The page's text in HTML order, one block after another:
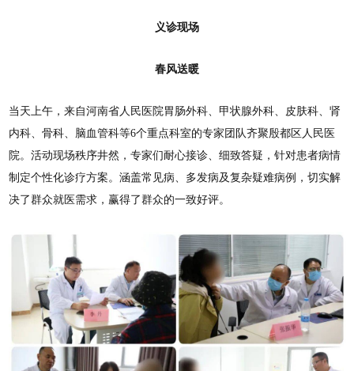
义诊现场
春风送暖
当天上午，来自河南省人民医院胃肠外科、甲状腺外科、皮肤科、肾
内科、骨科、脑血管科等6个重点科室的专家团队齐聚殷都区人民医
院。活动现场秩序井然，专家们耐心接诊、细致答疑，针对患者病情
制定个性化诊疗方案。涵盖常见病、多发病及复杂疑难病例，切实解
决了群众就医需求，赢得了群众的一致好评。